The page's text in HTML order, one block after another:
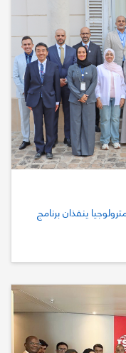
ينفذان برنامج